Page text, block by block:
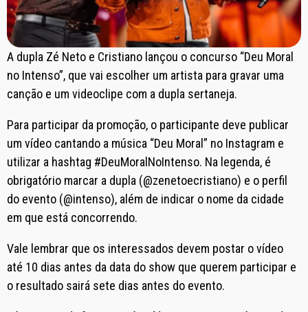
A dupla Zé Neto e Cristiano lançou o concurso “Deu Moral
no Intenso”, que vai escolher um artista para gravar uma
canção e um videoclipe com a dupla sertaneja.
Para participar da promoção, o participante deve publicar
um vídeo cantando a música “Deu Moral” no Instagram e
utilizar a hashtag #DeuMoralNoIntenso. Na legenda, é
obrigatório marcar a dupla (@zenetoecristiano) e o perfil
do evento (@intenso), além de indicar o nome da cidade
em que está concorrendo.
Vale lembrar que os interessados devem postar o vídeo
até 10 dias antes da data do show que querem participar e
o resultado sairá sete dias antes do evento.